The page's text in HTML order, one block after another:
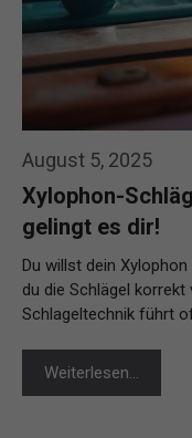
August 5, 2025
Xylophon-
gelingt es dir!
Du willst dein
du die Schlägel
Schlageltechnik führt
Weiterlesen…